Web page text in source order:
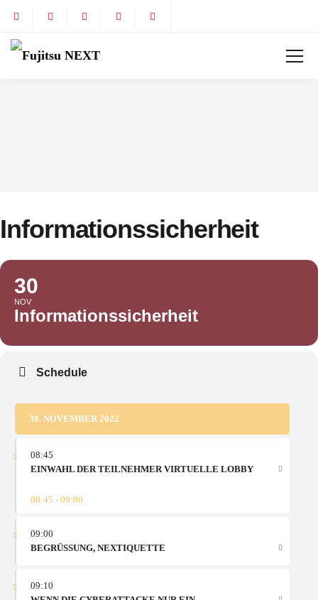
Informationssicherheit
30
NOV
Informationssicherheit
Schedule
30. NOVEMBER 2022
08:45
EINWAHL DER TEILNEHMER VIRTUELLE LOBBY
08:45 - 09:00
09:00
BEGRÜSSUNG, NEXTIQUETTE
09:10